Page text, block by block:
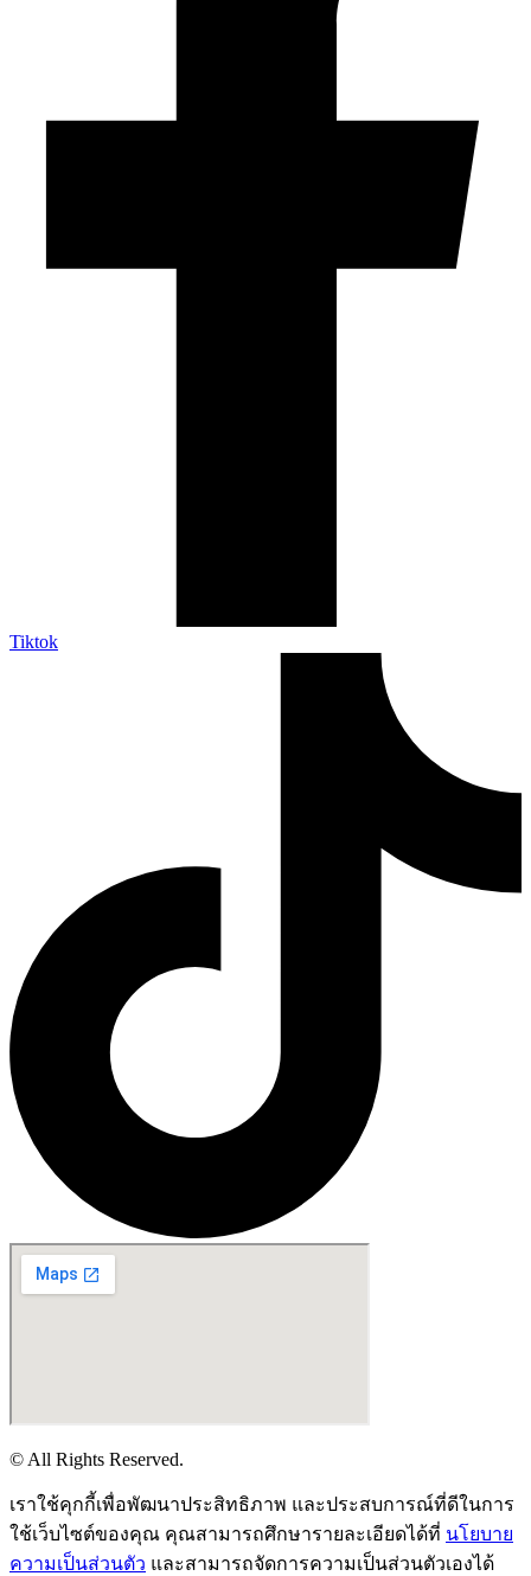
Tiktok
© All Rights Reserved.
เราใช้คุกกี้เพื่อพัฒนาประสิทธิภาพ และประสบการณ์ที่ดีในการ
ใช้เว็บไซต์ของคุณ คุณสามารถศึกษารายละเอียดได้ที่ นโยบาย
ความเป็นส่วนตัว และสามารถจัดการความเป็นส่วนตัวเองได้